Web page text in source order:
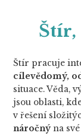
Štír,
Štír pracuje
cílevědomý,
situace. Věda,
jsou oblasti,
v řešení
náročnýna své